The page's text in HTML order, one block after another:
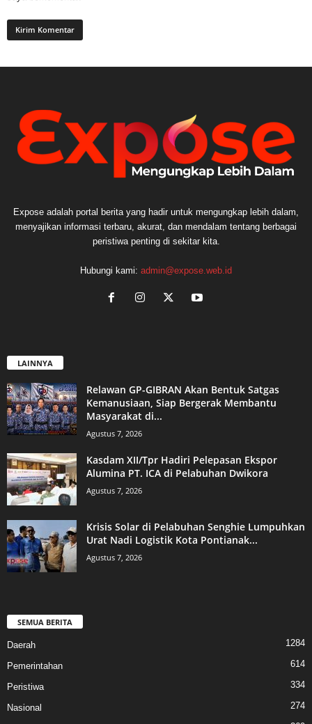
Expose adalah portal berita yang hadir untuk mengungkap lebih dalam,
menyajikan informasi terbaru, akurat, dan mendalam tentang berbagai
peristiwa penting di sekitar kita.
Hubungi kami: admin@expose.web.id
LAINNYA
Relawan GP-GIBRAN Akan Bentuk Satgas
Kemanusiaan, Siap Bergerak Membantu
Masyarakat di...
Agustus 7, 2026
Kasdam XII/Tpr Hadiri Pelepasan Ekspor
Alumina PT. ICA di Pelabuhan Dwikora
Agustus 7, 2026
Krisis Solar di Pelabuhan Senghie Lumpuhkan
Urat Nadi Logistik Kota Pontianak...
Agustus 7, 2026
SEMUA BERITA
Daerah 1284
Pemerintahan 614
Peristiwa 334
Nasional 274